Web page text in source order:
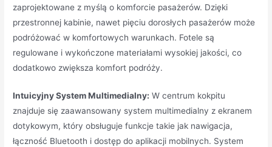
zaprojektowane z myślą o komforcie pasażerów. Dzięki
przestronnej kabinie, nawet pięciu dorosłych pasażerów może
podróżować w komfortowych warunkach. Fotele są
regulowane i wykończone materiałami wysokiej jakości, co
dodatkowo zwiększa komfort podróży.
Intuicyjny System Multimedialny: W centrum kokpitu
znajduje się zaawansowany system multimedialny z ekranem
dotykowym, który obsługuje funkcje takie jak nawigacja,
łączność Bluetooth i dostęp do aplikacji mobilnych. System